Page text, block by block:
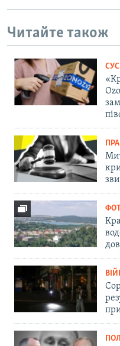
Читайте також